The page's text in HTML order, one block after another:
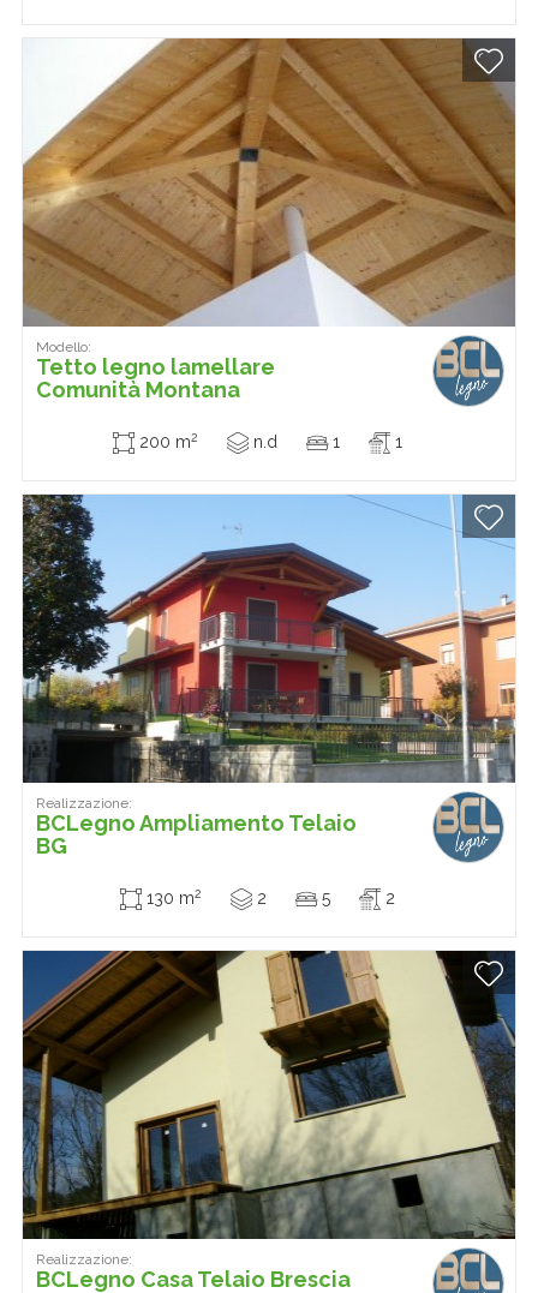
Modello:
Tetto legno lamellare
Comunità Montana
200 m2 n.d 1 1
Realizzazione:
BCLegno Ampliamento Telaio
BG
130 m2 2 5 2
Realizzazione:
BCLegno Casa Telaio Brescia